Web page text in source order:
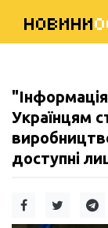
НОВИНИ
Українцям
доступні